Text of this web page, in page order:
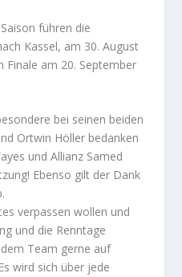
führen die
Kassel, am 30. August
Finale am 20. September
bei seinen beiden
Ortwin Höller bedanken
und Allianz Samed
Ebenso gilt der Dank
verpassen wollen und
und die Renntage
Team gerne auf
wird sich über jede